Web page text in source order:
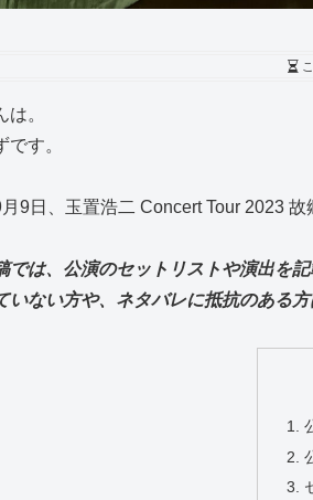
は。
です。
9日、玉置浩二 Concert Tour 2023
では、公演のセットリストや演出を
いない方や、ネタバレに抵抗のある方
1.
2.
3.